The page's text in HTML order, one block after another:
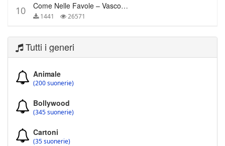
10 Come Nelle Favole – Vasco Rossi
1441 26571
Tutti i generi
Animale
(200 suonerie)
Bollywood
(345 suonerie)
Cartoni
(35 suonerie)